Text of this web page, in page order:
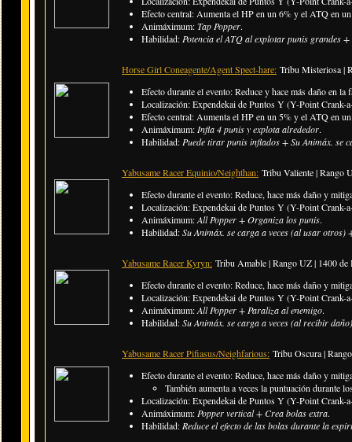
Efecto central: Aumenta el HP en un 6% y el ATQ en
Animáximum:Tap Popper.
Habilidad: Potencia el ATQ al explotar punis grandes
Horse Girl Coneagente/Agent Spect-hare: Tribu Misteriosa |
Efecto durante el evento: Reduce y hace más daño en la
Localización: Expendekai de Puntos Y (Y-Point Crank-
Efecto central: Aumenta el HP en un 5% y el ATQ en
Animáximum: Infla 4 punis y explota alrededor.
Habilidad: Puede tirar punis inflados + Su Animáx. se
Yabusame Racer Equinio/Neighthan: Tribu Valiente | Rango
Efecto durante el evento: Reduce, hace más daño y
Localización: Expendekai de Puntos Y (Y-Point Crank-
Animáximum:All Popper + Organiza los punis.
Habilidad:Su Animáx. se carga a veces (al usar
Yabusame Racer Kyryn: Tribu Amable | Rango UZ | 1400
Efecto durante el evento: Reduce, hace más daño y
Localización: Expendekai de Puntos Y (Y-Point Crank-
Animáximum:All Popper + Paraliza al enemigo.
Habilidad:Su Animáx. se carga a veces (al recibir
Yabusame Racer Pifiasus/Neighfarious: Tribu Oscura |
Efecto durante el evento: Reduce, hace más daño y
También aumenta a veces la puntuación durante
Localización: Expendekai de Puntos Y (Y-Point Crank-
Animáximum: Popper vertical + Crea bolas extra.
Habilidad: Reduce el efecto de las bolas durante la